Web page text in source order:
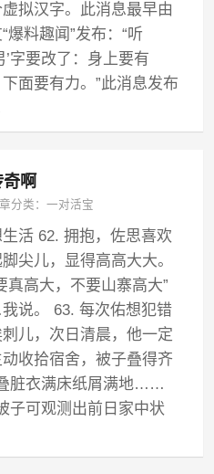
拟汉字。此消息最早由
爆料趣闻”发布：“听
’字要改了：身上要有
面要有力。”此消息发布
啊
分类：一对活宝
生活 62. 拥抱，佐思喜欢
尖儿，显得高高大大。
真高大，不要山寨高大”
说。 63. 每次佑想犯错
儿，次日清晨，他一定
动收拾宿舍，被子叠得齐
脏衣满床纸屑满地……
子可观测出前日家中状